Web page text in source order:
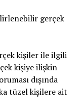
gerçek
kişiler ile ilgili
kişiye ilişkin
dışında
tüzel kişilere ait